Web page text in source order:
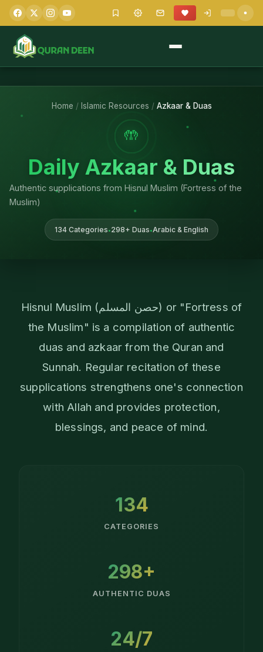
Home / Islamic Resources / Azkaar & Duas
🤲
Daily Azkaar & Duas
Authentic supplications from Hisnul Muslim (Fortress of the
Muslim)
134 Categories • 298+ Duas •Arabic & English
Hisnul Muslim (حصن المسلم) or "Fortress of
the Muslim" is a compilation of authentic
duas and azkaar from the Quran and
Sunnah. Regular recitation of these
supplications strengthens one's connection
with Allah and provides protection,
blessings, and peace of mind.
134
CATEGORIES
298+
AUTHENTIC DUAS
24/7